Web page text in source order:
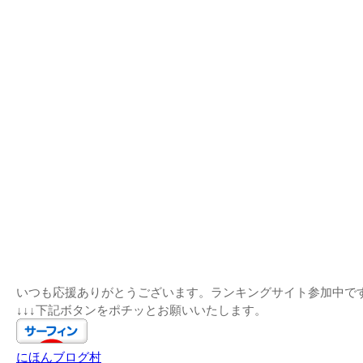
いつも応援ありがとうございます。ランキングサイト参加中で
↓↓↓下記ボタンをポチッとお願いいたします。
にほんブログ村